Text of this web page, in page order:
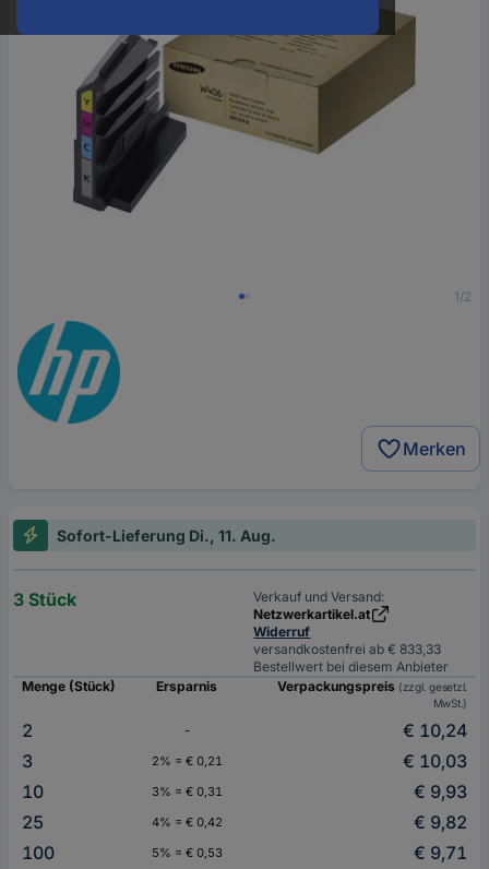
1/2
Merken
Sofort-Lieferung Di., 11. Aug.
3 Stück
Verkauf und Versand:
Netzwerkartikel.at
Widerruf
versandkostenfrei ab € 833,33
Bestellwert bei diesem Anbieter
Menge (Stück)
Ersparnis Verpackungspreis (zzgl. gesetzl.
MwSt.)
2 -
€ 10,24
3
2% = € 0,21
€ 10,03
10
3% = € 0,31
€ 9,93
25
4% = € 0,42
€ 9,82
100
5% = € 0,53
€ 9,71